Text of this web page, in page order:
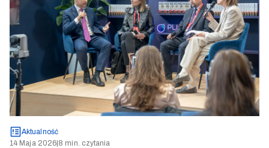
Aktualność
14 Maja 2026 8 min. czytania